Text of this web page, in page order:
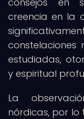
creencia en la
constelaciones
estudiadas,
y espiritual
La
nórdicas, por lo